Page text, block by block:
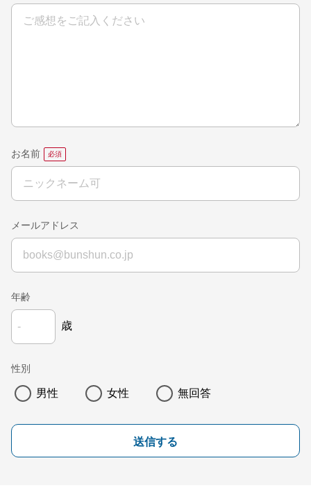
お名前
メールアドレス
年齢
歳
性別
男性 女性 無回答
送信する